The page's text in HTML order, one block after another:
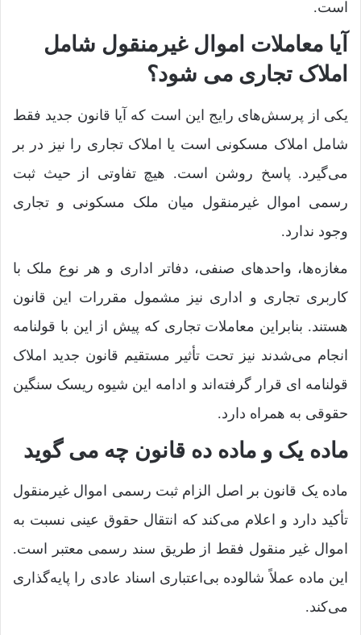
است.
آیا معاملات اموال غیرمنقول شامل
املاک تجاری می شود؟
یکی از پرسش‌های رایج این است که آیا قانون جدید فقط
شامل املاک مسکونی است یا املاک تجاری را نیز در بر
می‌گیرد. پاسخ روشن است. هیچ تفاوتی از حیث ثبت
رسمی اموال غیرمنقول میان ملک مسکونی و تجاری
وجود ندارد.
مغازه‌ها، واحدهای صنفی، دفاتر اداری و هر نوع ملک با
کاربری تجاری و اداری نیز مشمول مقررات این قانون
هستند. بنابراین معاملات تجاری که پیش از این با قولنامه
انجام می‌شدند نیز تحت تأثیر مستقیم قانون جدید املاک
قولنامه ای قرار گرفته‌اند و ادامه این شیوه ریسک سنگین
حقوقی به همراه دارد.
ماده یک و ماده ده قانون چه می گوید
ماده یک قانون بر اصل الزام ثبت رسمی اموال غیرمنقول
تأکید دارد و اعلام می‌کند که انتقال حقوق عینی نسبت به
اموال غیر منقول فقط از طریق سند رسمی معتبر است.
این ماده عملاً شالوده بی‌اعتباری اسناد عادی را پایه‌گذاری
می‌کند.